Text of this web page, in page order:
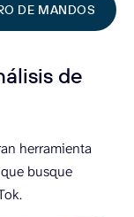
DE MANDOS
de
herramienta
busque